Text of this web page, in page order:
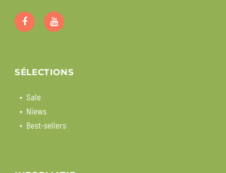
SÉLECTIONS
Sale
Niews
Best-sellers